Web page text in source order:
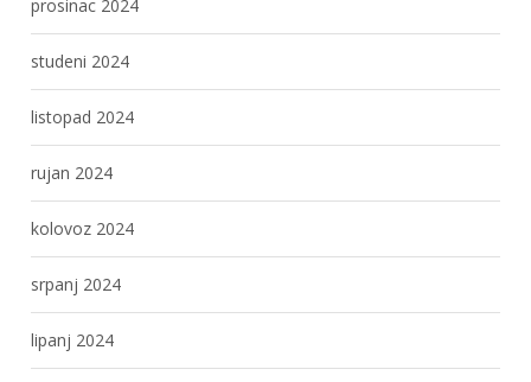
prosinac 2024
studeni 2024
listopad 2024
rujan 2024
kolovoz 2024
srpanj 2024
lipanj 2024